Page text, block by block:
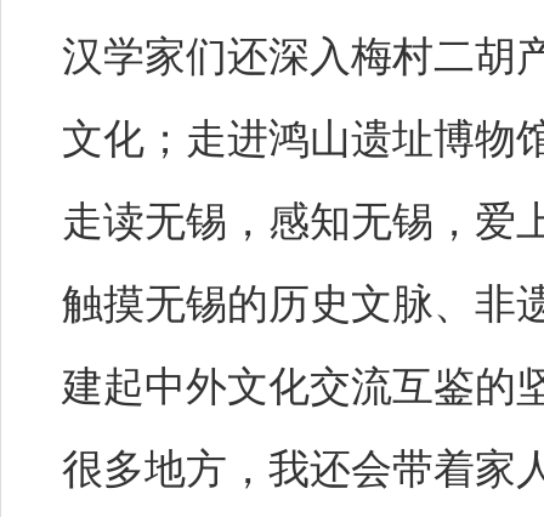
汉学家们还深入梅村二胡
文化；走进鸿山遗址博物
走读无锡，感知无锡，爱
触摸无锡的历史文脉、非
建起中外文化交流互鉴的
很多地方，我还会带着家